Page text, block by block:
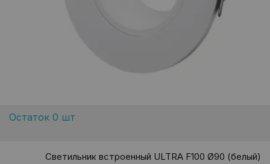
Остаток 0 шт
Светильник встроенный ULTRA F100 Ø90 (белый)